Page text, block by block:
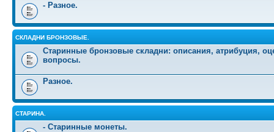
- Разное.
СКЛАДНИ БРОНЗОВЫЕ.
Старинные бронзовые складни: описания, атрибуция,
вопросы.
Разное.
СТАРИНА.
- Старинные монеты.